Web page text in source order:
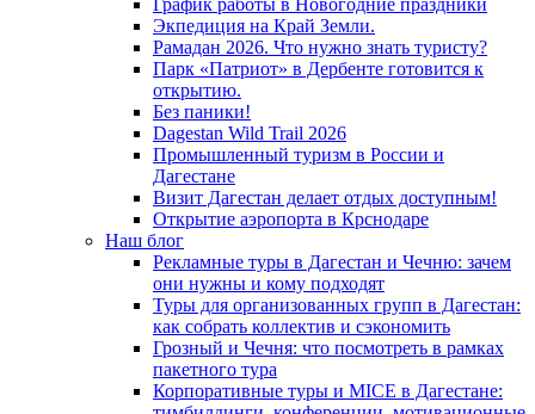
График работы в Новогодние праздники
Экпедиция на Край Земли.
Рамадан 2026. Что нужно знать туристу?
Парк «Патриот» в Дербенте готовится к
открытию.
Без паники!
Dagestan Wild Trail 2026
Промышленный туризм в России и
Дагестане
Визит Дагестан делает отдых доступным!
Открытие аэропорта в Крснодаре
Наш блог
Рекламные туры в Дагестан и Чечню: зачем
они нужны и кому подходят
Туры для организованных групп в Дагестан:
как собрать коллектив и сэкономить
Грозный и Чечня: что посмотреть в рамках
пакетного тура
Корпоративные туры и MICE в Дагестане: